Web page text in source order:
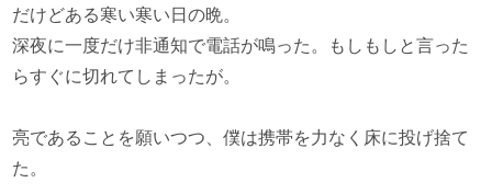
だけどある寒い寒い日の晩。
深夜に一度だけ非通知で電話が鳴った。もしもしと言った
らすぐに切れてしまったが。
亮であることを願いつつ、僕は携帯を力なく床に投げ捨て
た。